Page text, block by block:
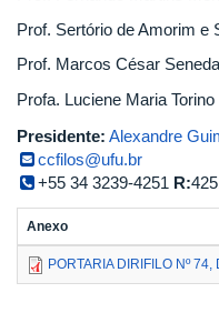
Prof. Sertório de Amorim e
Prof. Marcos César Seneda
Profa. Luciene Maria Torino
Presidente: Alexandre
ccfilos@ufu.br
+55 34 3239-4251 R:
Anexo
PORTARIA DIRIFILO Nº